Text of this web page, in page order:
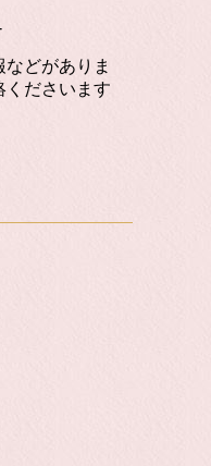
どがありま
くださいます